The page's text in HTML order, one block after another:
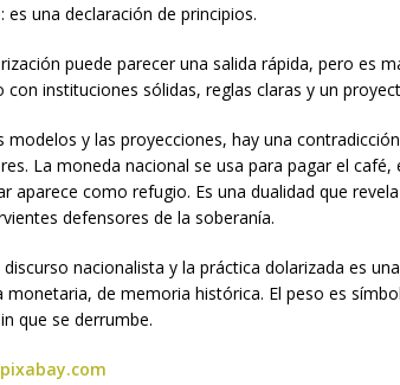
es una declaración de principios.
puede parecer una salida rápida, pero es
instituciones sólidas, reglas claras y un
modelos y las proyecciones, hay una
La moneda nacional se usa para pagar el
aparece como refugio. Es una dualidad que
defensores de la soberanía.
nacionalista y la práctica dolarizada es
monetaria, de memoria histórica. El peso es
que se derrumbe.